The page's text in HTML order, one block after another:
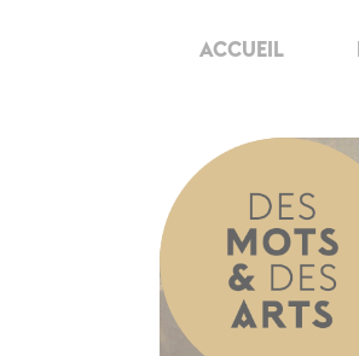
ACCUEIL